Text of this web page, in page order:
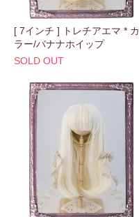
[ 7インチ ] トレチアエマ * カ
ラー/バナナホイップ
SOLD OUT